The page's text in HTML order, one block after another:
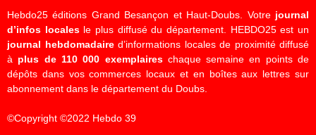
Hebdo25 éditions Grand Besançon et Haut-Doubs. Votre journal
d’infos localesle plus diffusé du département. HEBDO25 est un
journal hebdomadaired’informations locales de proximité diffusé
à plus de 110 000 exemplaireschaque semaine en points de
dépôts dans vos commerces locaux et en boîtes aux lettres sur
abonnement dans le département du Doubs.
©Copyright ©2022 Hebdo 39